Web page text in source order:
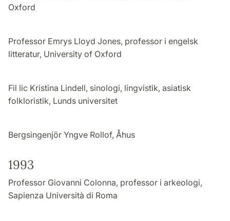
Oxford
Professor Emrys Lloyd Jones, professor i engelsk
litteratur, University of Oxford
Fil lic Kristina Lindell, sinologi, lingvistik, asiatisk
folkloristik, Lunds universitet
Bergsingenjör Yngve Rollof, Åhus
1993
Professor Giovanni Colonna, professor i arkeologi,
Sapienza Università di Roma